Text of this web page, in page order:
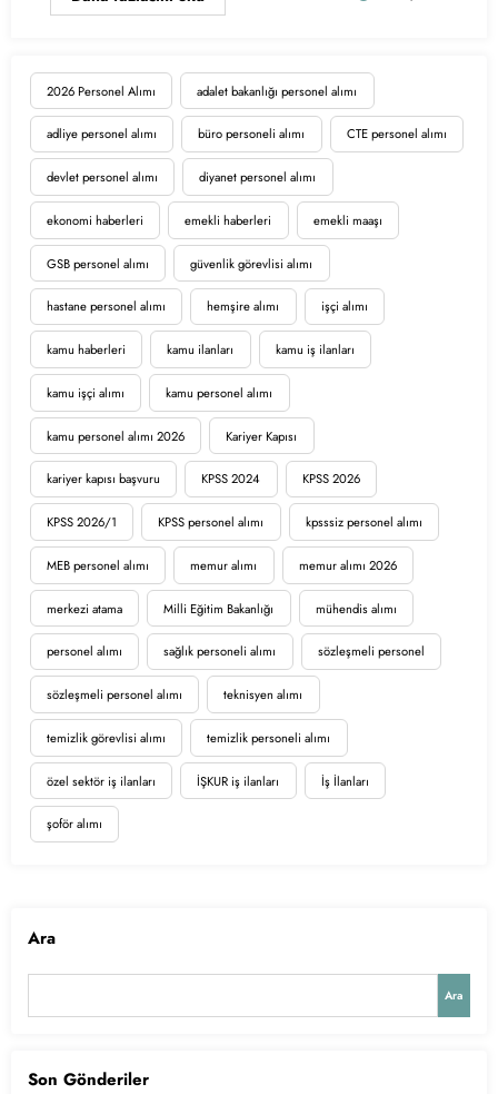
2026 Personel Alımı adalet bakanlığı personel alımı
adliye personel alımı büro personeli alımı CTE personel alımı
devlet personel alımı diyanet personel alımı
ekonomi haberleri emekli haberleri emekli maaşı
GSB personel alımı güvenlik görevlisi alımı
hastane personel alımı hemşire alımı işçi alımı
kamu haberleri kamu ilanları kamu iş ilanları
kamu işçi alımı kamu personel alımı
kamu personel alımı 2026 Kariyer Kapısı
kariyer kapısı başvuru KPSS 2024 KPSS 2026
KPSS 2026/1 KPSS personel alımı kpsssiz personel alımı
MEB personel alımı memur alımı memur alımı 2026
merkezi atama Milli Eğitim Bakanlığı mühendis alımı
personel alımı sağlık personeli alımı sözleşmeli personel
sözleşmeli personel alımı teknisyen alımı
temizlik görevlisi alımı temizlik personeli alımı
özel sektör iş ilanları İŞKUR iş ilanları İş İlanları
şoför alımı
Ara
Ara
Son Gönderiler